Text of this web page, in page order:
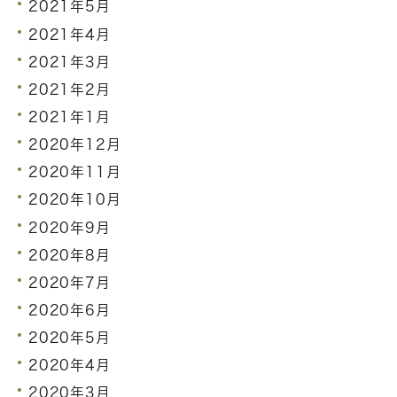
2021年5月
2021年4月
2021年3月
2021年2月
2021年1月
2020年12月
2020年11月
2020年10月
2020年9月
2020年8月
2020年7月
2020年6月
2020年5月
2020年4月
2020年3月